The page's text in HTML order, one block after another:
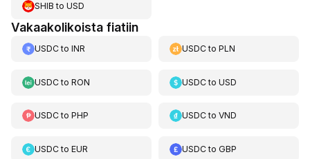
SHIB to USD
Vakaakolikoista fiatiin
USDCto INR USDCtoPLN
USDCto RON USDCtoUSD
USDCto PHP USDCtoVND
USDCto EUR USDCtoGBP